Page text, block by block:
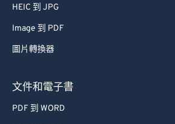
HEIC 到 JPG
Image 到 PDF
圖片轉換器
文件和電子書
PDF 到 WORD